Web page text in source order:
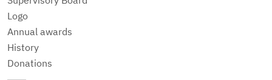
Logo
Annual awards
History
Donations